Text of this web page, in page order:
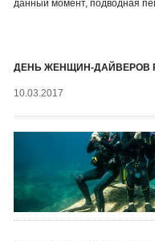
данный момент, подводная
ДЕНЬ ЖЕНЩИН-ДАЙВЕРОВ
10.03.2017